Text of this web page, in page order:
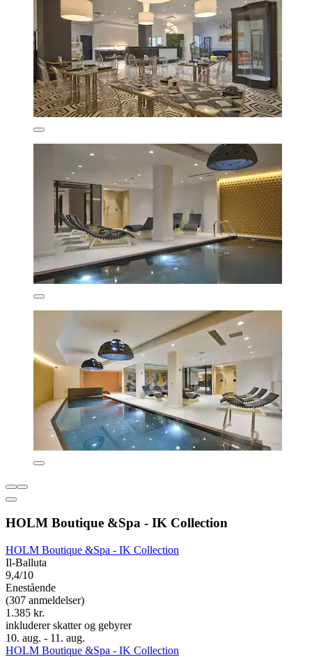
HOLM Boutique &Spa - IK Collection
HOLM Boutique &Spa - IK Collection
Il-Balluta
9,4/10
Enestående
(307 anmeldelser)
1.385 kr.
inkluderer skatter og gebyrer
10. aug. - 11. aug.
HOLM Boutique &Spa - IK Collection